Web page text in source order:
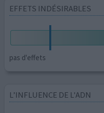
EFFETS INDÉSIRABLES
pas d'effets
L’INFLUENCE DE L'ADN